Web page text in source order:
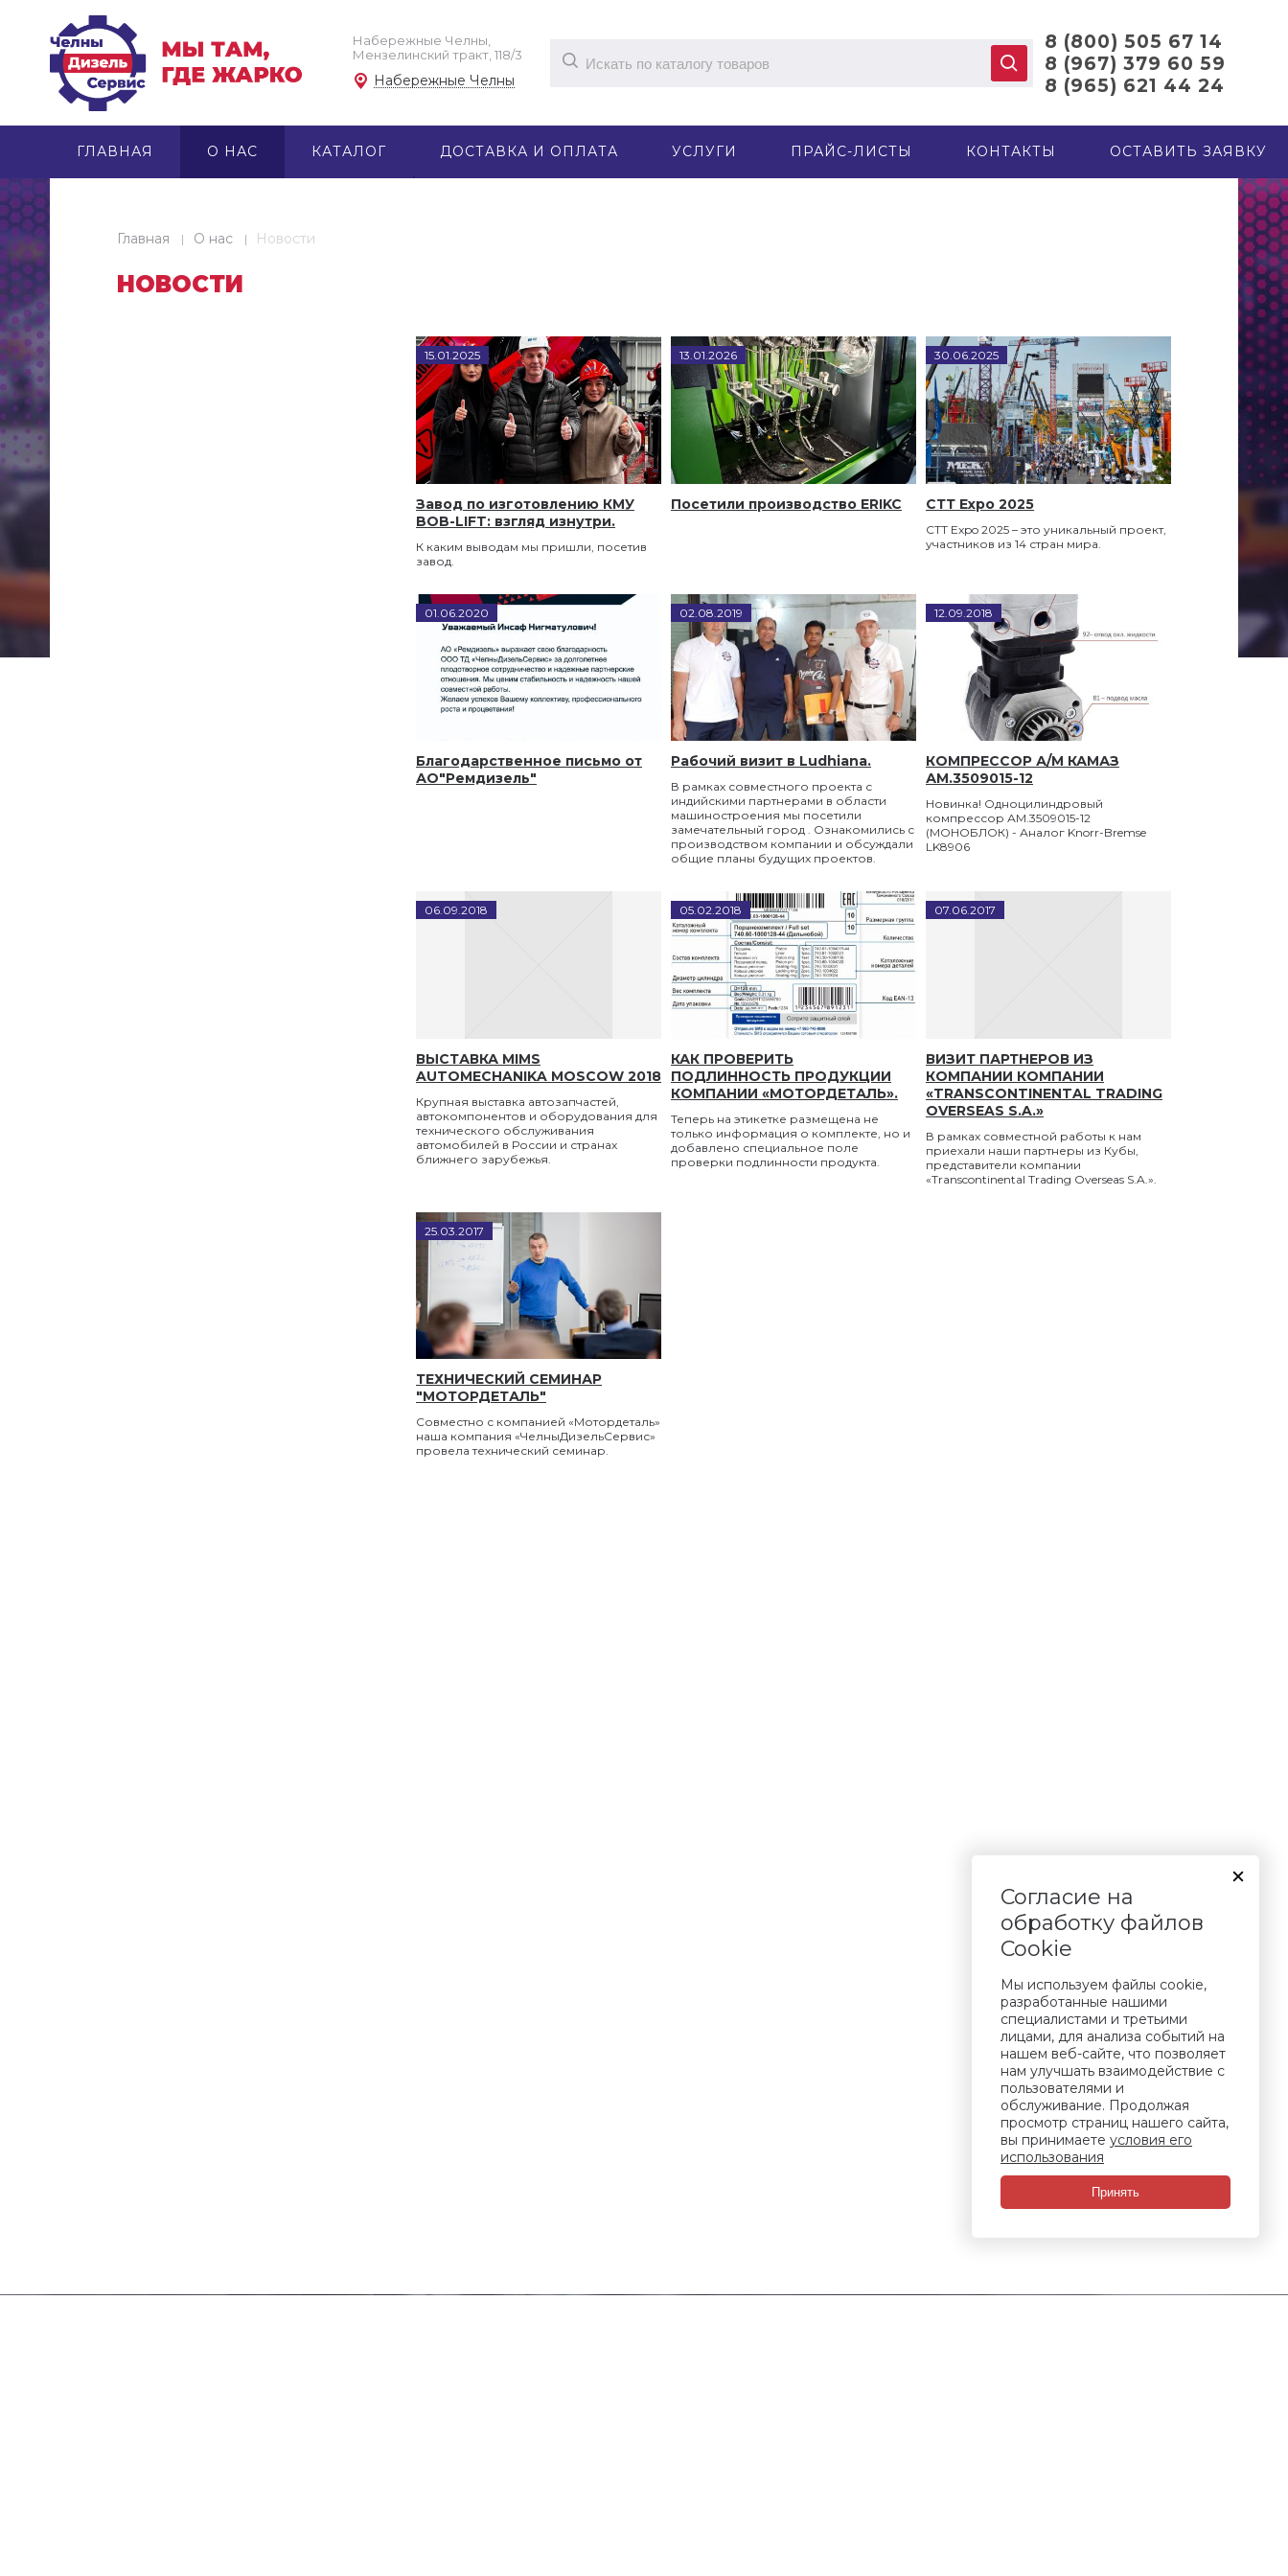
Набережные Челны,
Мензелинский тракт, 118/3
Набережные Челны
8 (800) 505 67 14
8 (967) 379 60 59
8 (965) 621 44 24
ГЛАВНАЯ О НАС КАТАЛОГ ДОСТАВКА И ОПЛАТА УСЛУГИ ПРАЙС-ЛИСТЫ КОНТАКТЫ ОСТАВИТЬ ЗАЯВКУ
Главная О нас Новости
НОВОСТИ
15.01.2025
Завод по изготовлению КМУ
BOB-LIFT: взгляд изнутри.
К каким выводам мы пришли, посетив
завод.
13.01.2026
Посетили производство ERIKC
30.06.2025
СТТ Expo 2025
СТТ Expo 2025 – это уникальный проект,
участников из 14 стран мира.
01 06 2020
Благодарственное письмо от
АО"Ремдизель"
02 08 2019
Рабочий визит в Ludhiana.
В рамках совместного проекта с
индийскими партнерами в области
машиностроения мы посетили
замечательный город . Ознакомились с
производством компании и обсуждали
общие планы будущих проектов.
12 09 2018
КОМПРЕССОР А/М КАМАЗ
АМ.3509015-12
Новинка! Одноцилиндровый
компрессор АМ.3509015-12
(МОНОБЛОК) - Аналог Knorr-Bremse
LK8906
06.09.2018
ВЫСТАВКА MIMS
AUTOMECHANIKA MOSCOW 2018
Крупная выставка автозапчастей,
автокомпонентов и оборудования для
технического обслуживания
автомобилей в России и странах
ближнего зарубежья.
05.02.2018
КАК ПРОВЕРИТЬ
ПОДЛИННОСТЬ ПРОДУКЦИИ
КОМПАНИИ «МОТОРДЕТАЛЬ».
Теперь на этикетке размещена не
только информация о комплекте, но и
добавлено специальное поле
проверки подлинности продукта.
07.06.2017
ВИЗИТ ПАРТНЕРОВ ИЗ
КОМПАНИИ КОМПАНИИ
«TRANSCONTINENTAL TRADING
OVERSEAS S.A.»
В рамках совместной работы к нам
приехали наши партнеры из Кубы,
представители компании
«Transcontinental Trading Overseas S.A.».
25 03 2017
ТЕХНИЧЕСКИЙ СЕМИНАР
"МОТОРДЕТАЛЬ"
Совместно с компанией «Мотордеталь»
наша компания «ЧелныДизельСервис»
провела технический семинар.
Согласие на
обработку файлов
Cookie
Мы используем файлы cookie,
разработанные нашими
специалистами и третьими
лицами, для анализа событий на
нашем веб-сайте, что позволяет
нам улучшать взаимодействие с
пользователями и
обслуживание. Продолжая
просмотр страниц нашего сайта,
вы принимаете условия его
использования
Принять